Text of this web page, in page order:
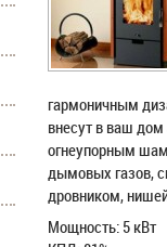
гармоничным
внесут в ваш
огнеупорным
дымовых газов,
дровником,
Мощность: 5 кВт